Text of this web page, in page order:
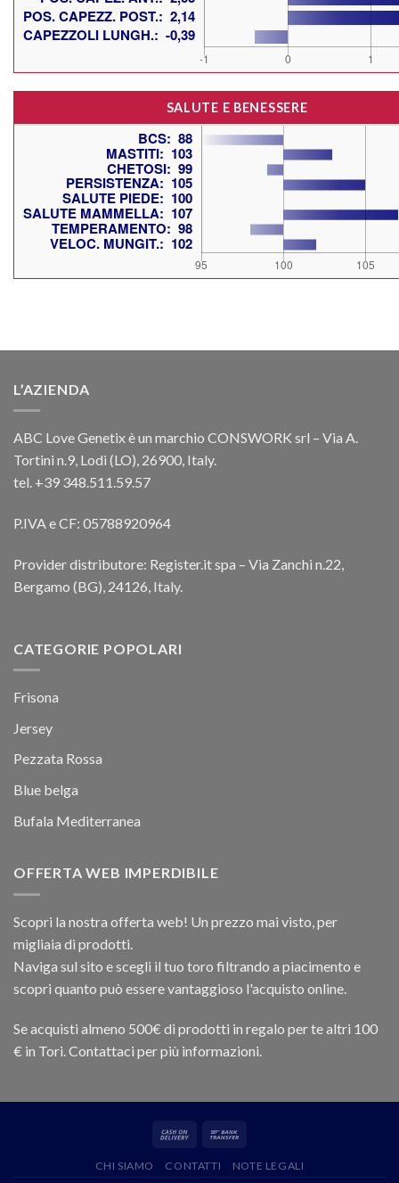
SALUTE E BENESSERE
L’AZIENDA
ABC Love Genetix è un marchio CONSWORK srl – Via A.
Tortini n.9, Lodi (LO), 26900, Italy.
tel. +39 348.511.59.57
P.IVA e CF: 05788920964
Provider distributore: Register.it spa – Via Zanchi n.22,
Bergamo (BG), 24126, Italy.
CATEGORIE POPOLARI
Frisona
Jersey
Pezzata Rossa
Blue belga
Bufala Mediterranea
OFFERTA WEB IMPERDIBILE
Scopri la nostra offerta web! Un prezzo mai visto, per
migliaia di prodotti.
Naviga sul sito e scegli il tuo toro filtrando a piacimento e
scopri quanto può essere vantaggioso l'acquisto online.
Se acquisti almeno 500€ di prodotti in regalo per te altri 100
€ in Tori. Contattaci per più informazioni.
CHI SIAMO CONTATTI NOTE LEGALI